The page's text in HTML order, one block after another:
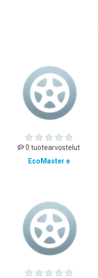
0 tuotearvostelut
EcoMaster e